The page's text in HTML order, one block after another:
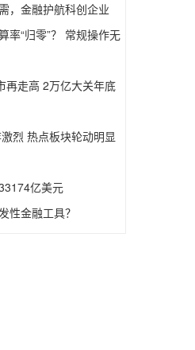
，金融护航科创企业
率“归零”？ 常规操作无
再走高 2万亿大关年底
烈 热点板块轮动明显
亿美元
性金融工具？